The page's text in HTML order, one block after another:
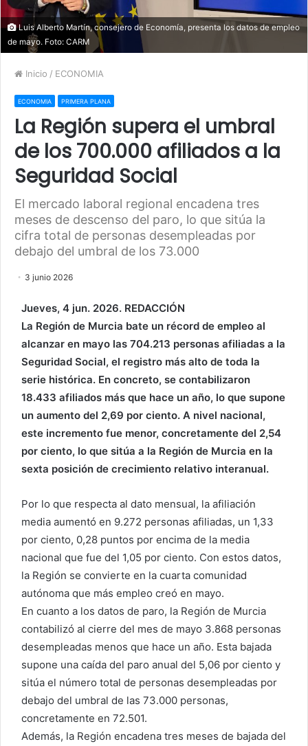
Luis Alberto Martín, consejero de Economía, presenta los datos de empleo
de mayo. Foto: CARM
Inicio / ECONOMIA
ECONOMIA PRIMERA PLANA
La Región supera el umbral
de los 700.000 afiliados a la
Seguridad Social
El mercado laboral regional encadena tres
meses de descenso del paro, lo que sitúa la
cifra total de personas desempleadas por
debajo del umbral de los 73.000
3 junio 2026
Jueves, 4 jun. 2026. REDACCIÓN
La Región de Murcia bate un récord de empleo al
alcanzar en mayo las 704.213 personas afiliadas a la
Seguridad Social, el registro más alto de toda la
serie histórica. En concreto, se contabilizaron
18.433 afiliados más que hace un año, lo que supone
un aumento del 2,69 por ciento. A nivel nacional,
este incremento fue menor, concretamente del 2,54
por ciento, lo que sitúa a la Región de Murcia en la
sexta posición de crecimiento relativo interanual.
Por lo que respecta al dato mensual, la afiliación
media aumentó en 9.272 personas afiliadas, un 1,33
por ciento, 0,28 puntos por encima de la media
nacional que fue del 1,05 por ciento. Con estos datos,
la Región se convierte en la cuarta comunidad
autónoma que más empleo creó en mayo.
En cuanto a los datos de paro, la Región de Murcia
contabilizó al cierre del mes de mayo 3.868 personas
desempleadas menos que hace un año. Esta bajada
supone una caída del paro anual del 5,06 por ciento y
sitúa el número total de personas desempleadas por
debajo del umbral de las 73.000 personas,
concretamente en 72.501.
Además, la Región encadena tres meses de bajada del